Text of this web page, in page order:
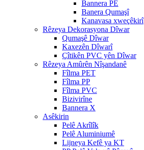
Bannera PE
Banera Qumaşî
Kanavasa xweçêkirî
Rêzeya Dekorasyona Dîwar
Qumaşê Dîwar
Kaxezên Dîwarî
Çîtikên PVC yên Dîwar
Rêzeya Amûrên Nîşandanê
Fîlma PET
Fîlma PP
Fîlma PVC
Bizivirîne
Bannera X
Asêkirin
Pelê Akrîlîk
Pelê Aluminiumê
Lijneya Kefê ya KT